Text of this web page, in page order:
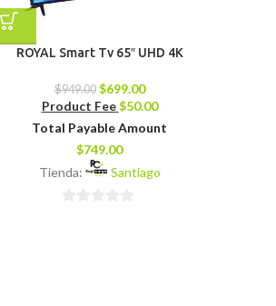
ROYAL Smart Tv 65″ UHD 4K
$949.00 $699.00
Product Fee $50.00
Total Payable Amount
$749.00
Tienda:
Santiago